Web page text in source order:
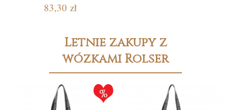
83,30 zł
Letnie zakupy z
wózkami Rolser